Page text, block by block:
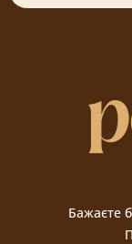
Бажаєте